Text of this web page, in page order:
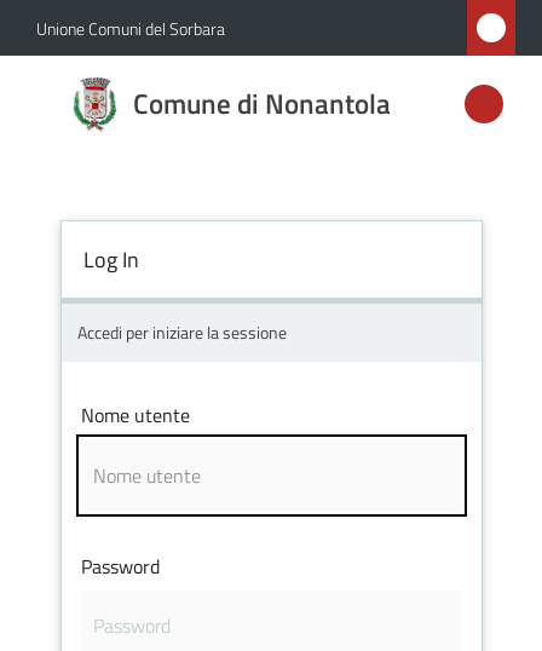
Vai al contenuto
Vai alla navigazione
Vai al footer
Unione Comuni del Sorbara
Comune di Nonantola
Comune di
Nonantola
Amministrazione
Novità
Vivere
Nonantola
Log In
Accedi per iniziare la sessione
Nome utente
Password